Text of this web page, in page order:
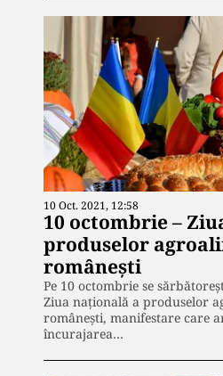
10 Oct. 2021, 12:58
10 octombrie –
produselor
româneşti
Pe 10 octombrie se
Ziua naţională a produselor
româneşti, manifestare care
încurajarea…